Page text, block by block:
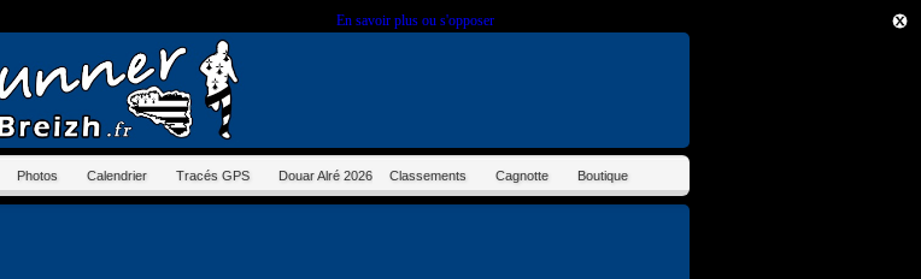
En savoir plus ou s'opposer.
Photos Calendrier Tracés GPS Douar Alré 2026 Classements Cagnotte Boutique